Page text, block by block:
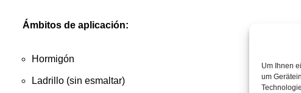
Um Ihnen
um
Ámbitos de aplicación:
Hormigón
Ladrillo (sin esmaltar)